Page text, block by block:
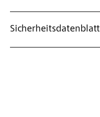
Sicherheitsdatenblatt